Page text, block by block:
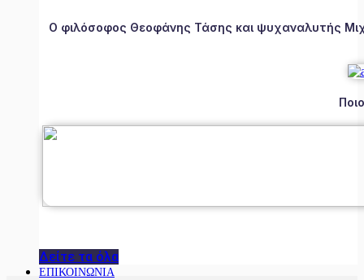
Ο φιλόσοφος Θεοφάνης Τάσης και ψυχαναλυτής
Δείτε τα όλα
ΕΠΙΚΟΙΝΩΝΙΑ